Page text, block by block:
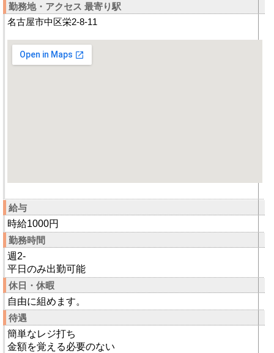
勤務地・アクセス 最寄り駅
名古屋市中区栄2-8-11
給与
時給1000円
勤務時間
週2-
平日のみ出勤可能
休日・休暇
自由に組めます。
待遇
簡単なレジ打ち
金額を覚える必要のない